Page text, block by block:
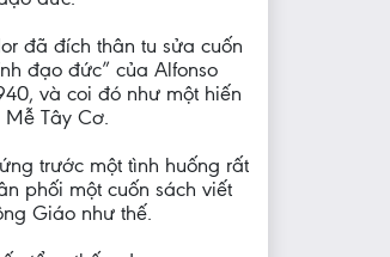
đã đích thân tu sửa cuốn
đạo đức” của Alfonso
và coi đó như một hiến
Tây Cơ.
trước một tình huống rất
phối một cuốn sách viết
Giáo như thế.